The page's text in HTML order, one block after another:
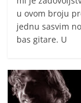
u ovom broju
jednu sasvim
bas gitare. U